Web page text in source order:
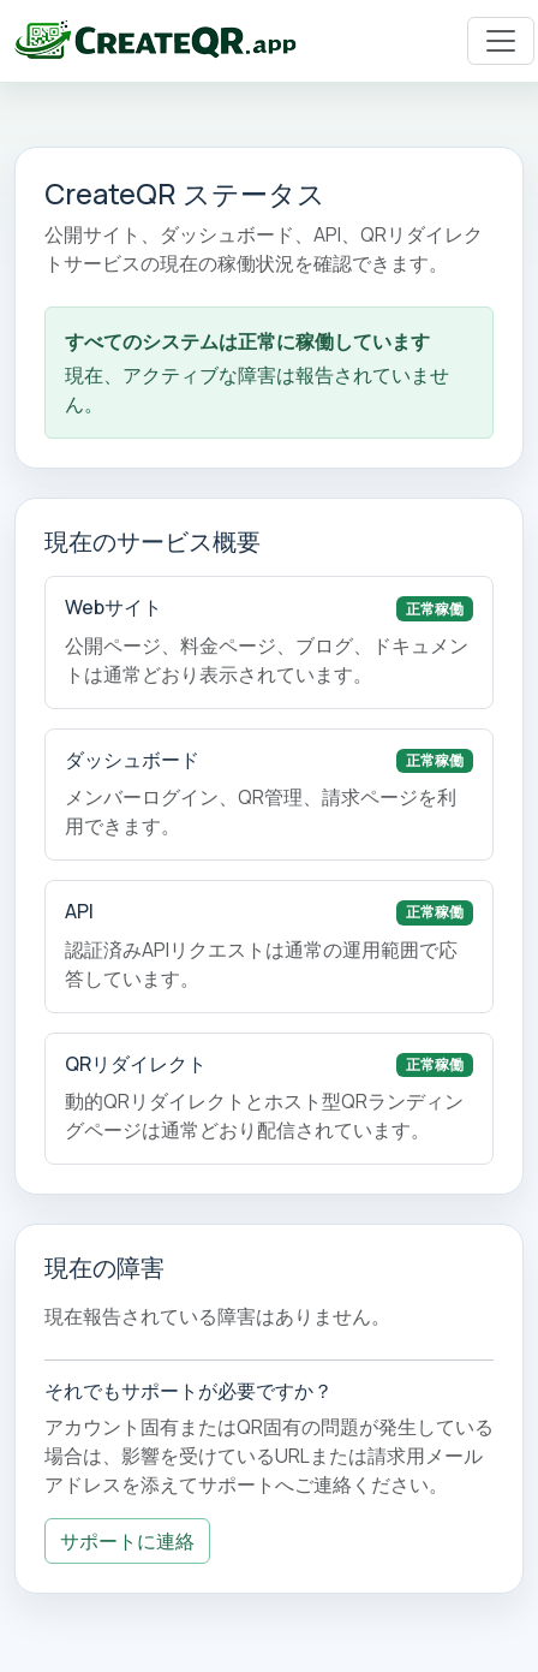
CreateQR ステータス
公開サイト、ダッシュボード、API、QRリダイレク
トサービスの現在の稼働状況を確認できます。
すべてのシステムは正常に稼働しています
現在、アクティブな障害は報告されていませ
ん。
現在のサービス概要
Webサイト 正常稼働
公開ページ、料金ページ、ブログ、ドキュメン
トは通常どおり表示されています。
ダッシュボード 正常稼働
メンバーログイン、QR管理、請求ページを利
用できます。
API 正常稼働
認証済みAPIリクエストは通常の運用範囲で応
答しています。
QRリダイレクト 正常稼働
動的QRリダイレクトとホスト型QRランディン
グページは通常どおり配信されています。
現在の障害
現在報告されている障害はありません。
それでもサポートが必要ですか？
アカウント固有またはQR固有の問題が発生している
場合は、影響を受けているURLまたは請求用メール
アドレスを添えてサポートへご連絡ください。
サポートに連絡